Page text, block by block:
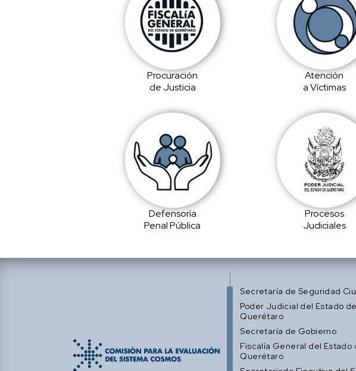
Procuración
de Justicia
Atención
a Víctimas
Defensoría
Penal Pública
Procesos
Judiciales
Secretaría de Seguridad
Poder Judicial del Estado de
Querétaro
Secretaría de Gobierno
Fiscalía General del Estado
Querétaro